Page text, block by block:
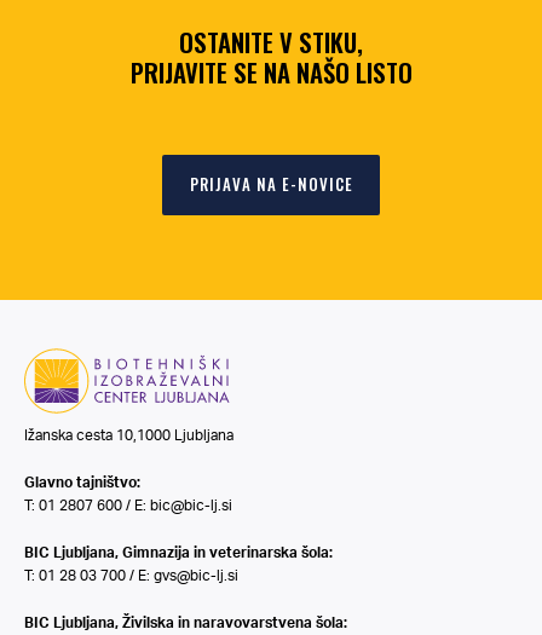
OSTANITE V STIKU,
PRIJAVITE SE NA NAŠO LISTO
PRIJAVA NA E-NOVICE
Ižanska cesta 10,1000 Ljubljana
Glavno tajništvo:
T: 01 2807 600 / E: bic@bic-lj.si
BIC Ljubljana, Gimnazija in veterinarska šola:
T: 01 28 03 700 / E: gvs@bic-lj.si
BIC Ljubljana, Živilska in naravovarstvena šola: